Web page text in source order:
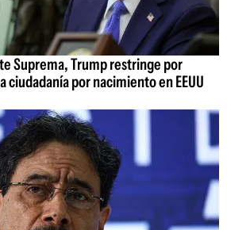
Suprema, Trump restringe por
ciudadanía por nacimiento en EEUU